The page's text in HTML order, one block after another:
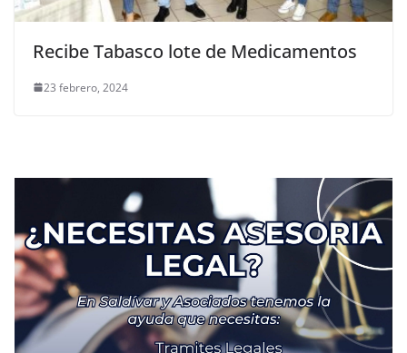
Recibe Tabasco lote de Medicamentos
23 febrero, 2024